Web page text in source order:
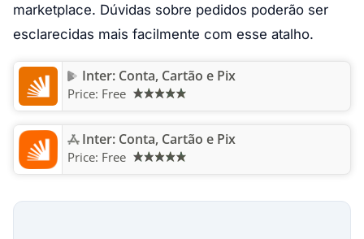
marketplace. Dúvidas sobre pedidos poderão ser
esclarecidas mais facilmente com esse atalho.
Inter: Conta, Cartão e Pix
Price: Free
Inter: Conta, Cartão e Pix
Price: Free